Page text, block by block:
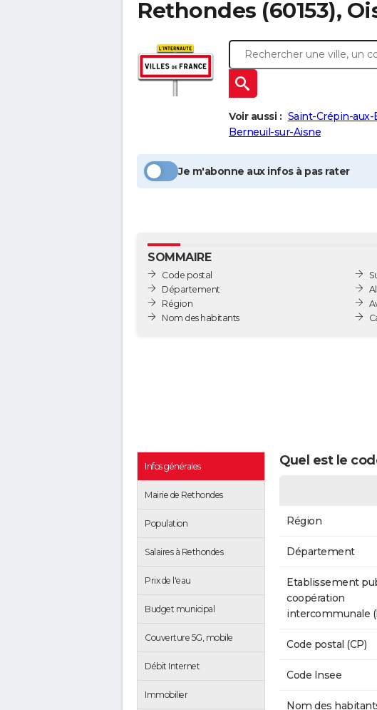
Rethondes (60153),
Voir aussi : Saint-Crépin-aux-
Berneuil-sur-Aisne
Je m'abonne aux infos à pas rater
SOMMAIRE
Code postal
Département
Région
Nom des habitants
Infos générales
Mairie de Rethondes
Population
Salaires à Rethondes
Prix de l'eau
Budget municipal
Couverture 5G, mobile
Débit Internet
Immobilier
Quel est le
Région
Département
Etablissement
coopération
intercommunale
Code postal (CP)
Code Insee
Nom des